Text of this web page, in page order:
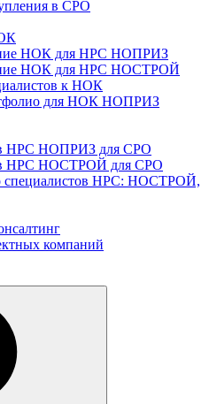
в СРО
НОК для НРС НОПРИЗ
НОК для НРС НОСТРОЙ
к НОК
для НОК НОПРИЗ
НРС НОПРИЗ для СРО
в НРС НОСТРОЙ для СРО
специалистов НРС: НОСТРОЙ,
компаний